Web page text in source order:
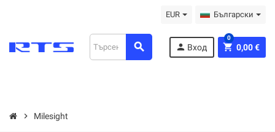
EUR Български
search person Вход shopping_cart 0,00 €
0
chevron_right Milesight